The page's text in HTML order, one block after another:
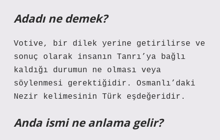
Adadı ne demek?
Votive, bir dilek yerine getirilirse ve
sonuç olarak insanın Tanrı’ya bağlı
kaldığı durumun ne olması veya
söylenmesi gerektiğidir. Osmanlı’daki
Nezir kelimesinin Türk eşdeğeridir.
Anda ismi ne anlama gelir?